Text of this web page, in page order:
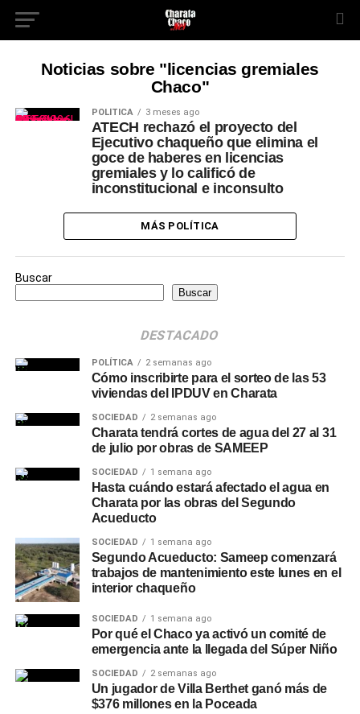
Noticias sobre "licencias gremiales
Chaco"
POLÍTICA 3 meses ago
ATECH rechazó el proyecto del
Ejecutivo chaqueño que elimina el
goce de haberes en licencias
gremiales y lo calificó de
inconstitucional e inconsulto
MÁS POLÍTICA
Buscar
Buscar
DESTACADO
POLÍTICA 2 semanas ago
Cómo inscribirte para el sorteo de las 53
viviendas del IPDUV en Charata
SOCIEDAD 2 semanas ago
Charata tendrá cortes de agua del 27 al 31
de julio por obras de SAMEEP
SOCIEDAD 1 semana ago
Hasta cuándo estará afectado el agua en
Charata por las obras del Segundo
Acueducto
SOCIEDAD 1 semana ago
Segundo Acueducto: Sameep comenzará
trabajos de mantenimiento este lunes en el
interior chaqueño
SOCIEDAD 1 semana ago
Por qué el Chaco ya activó un comité de
emergencia ante la llegada del Súper Niño
SOCIEDAD 2 semanas ago
Un jugador de Villa Berthet ganó más de
$376 millones en la Poceada